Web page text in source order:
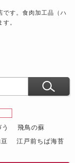
です。食肉加工品（ハ
。
飛鳥の蘇
江戸前ちば海苔